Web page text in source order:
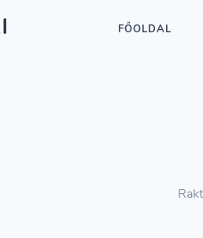
FŐOLDAL